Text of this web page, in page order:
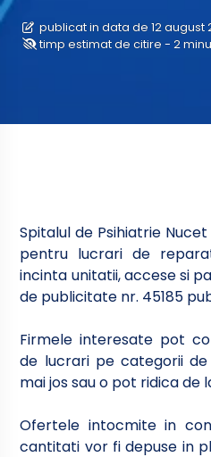
publicat in data de 12 august
timp estimat de citire - 2
Spitalul de Psihiatrie
pentru lucrari de
incinta unitatii, accese si
de publicitate nr. 45185
Firmele interesate pot
de lucrari pe categorii
mai jos sau o pot ridica de
Ofertele intocmite in
cantitati vor fi depuse in